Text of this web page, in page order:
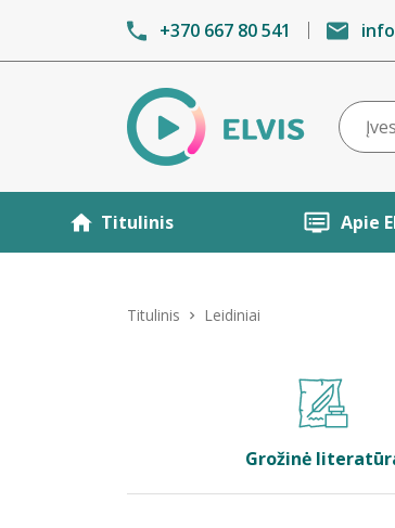
+370 667 80 541
Titulinis Apie
Titulinis Leidiniai
Grožinė